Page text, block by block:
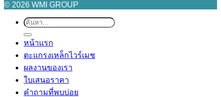
© 2026 WMI GROUP
ค้นหา:
หน้าแรก
ตะแกรงเหล็กไวร์เมช
ผลงานของเรา
ใบเสนอราคา
คำถามที่พบบ่อย